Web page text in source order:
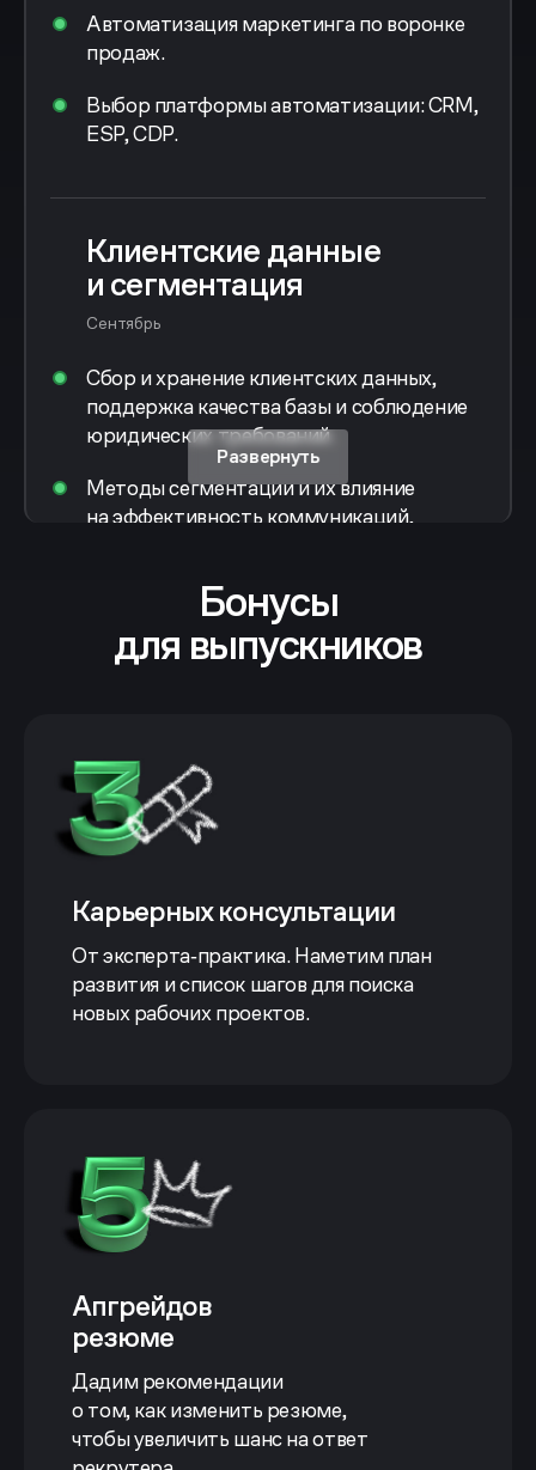
Развернуть
Автоматизация маркетинга по воронке
продаж.
Выбор платформы автоматизации: CRM,
ESP, CDP.
Клиентские данные
и сегментация
Сентябрь
Сбор и хранение клиентских данных,
поддержка качества базы и соблюдение
юридических требований.
Методы сегментации и их влияние
на эффективность коммуникаций,
Типы каналов, их особенности
и эффективность.
Запуск омниканальных коммуникаций.
Сценарии коммуникаций
Сентябрь — октябрь
Построение CJM.
Подбор коммуникаций для запуска
на старте, их анализ и улучшение.
Аналитика
для маркетолога
Октябрь
Бонусы
для выпускников
Карьерных консультации
От эксперта‑практика. Наметим план
развития и список шагов для поиска
новых рабочих проектов.
Апгрейдов
резюме
Дадим рекомендации
о том, как изменить резюме,
чтобы увеличить шанс на ответ